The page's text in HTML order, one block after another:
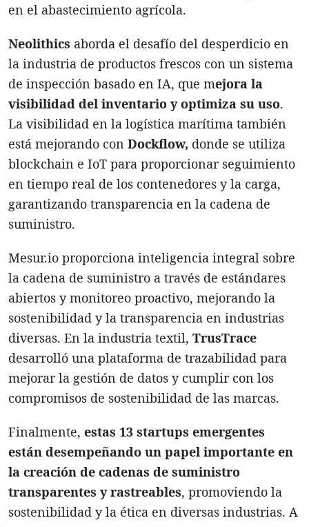
en el abastecimiento agrícola.
Neolithics aborda el desafío del desperdicio en
la industria de productos frescos con un sistema
de inspección basado en IA, que mejora la
visibilidad del inventario y optimiza su uso.
La visibilidad en la logística marítima también
está mejorando con Dockflow, donde se utiliza
blockchain e IoT para proporcionar seguimiento
en tiempo real de los contenedores y la carga,
garantizando transparencia en la cadena de
suministro.
Mesur.io proporciona inteligencia integral sobre
la cadena de suministro a través de estándares
abiertos y monitoreo proactivo, mejorando la
sostenibilidad y la transparencia en industrias
diversas. En la industria textil, TrusTrace
desarrolló una plataforma de trazabilidad para
mejorar la gestión de datos y cumplir con los
compromisos de sostenibilidad de las marcas.
Finalmente, estas 13 startups emergentes
están desempeñando un papel importante en
la creación de cadenas de suministro
transparentes y rastreables, promoviendo la
sostenibilidad y la ética en diversas industrias. A